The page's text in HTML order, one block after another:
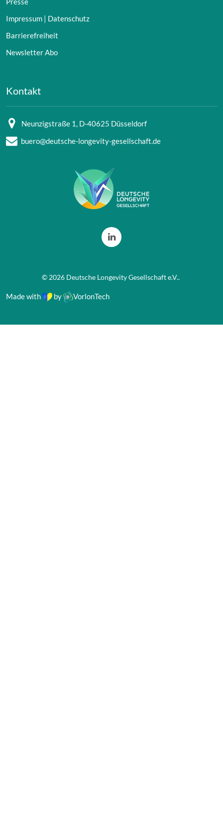
Impressum | Datenschutz
Barrierefreiheit
Newsletter Abo
Kontakt
Neunzigstraße 1, D-40625 Düsseldorf
buero@deutsche-longevity-gesellschaft.de
© 2026 Deutsche Longevity Gesellschaft e.V..
Made with by VorlonTech